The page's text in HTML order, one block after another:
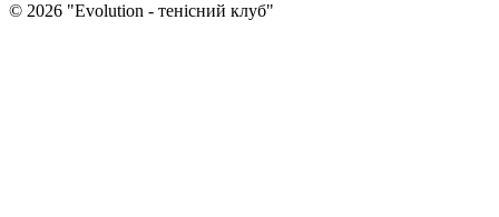
© 2026 "Evolution - тенісний клуб"